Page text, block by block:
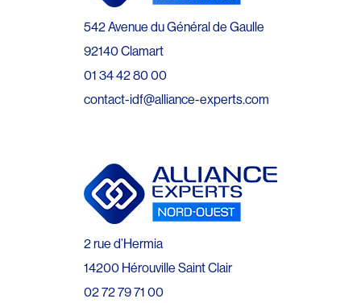
542 Avenue du Général de Gaulle
92140 Clamart
01 34 42 80 00
contact-idf@alliance-experts.com
2 rue d’Hermia
14200 Hérouville Saint Clair
02 72 79 71 00